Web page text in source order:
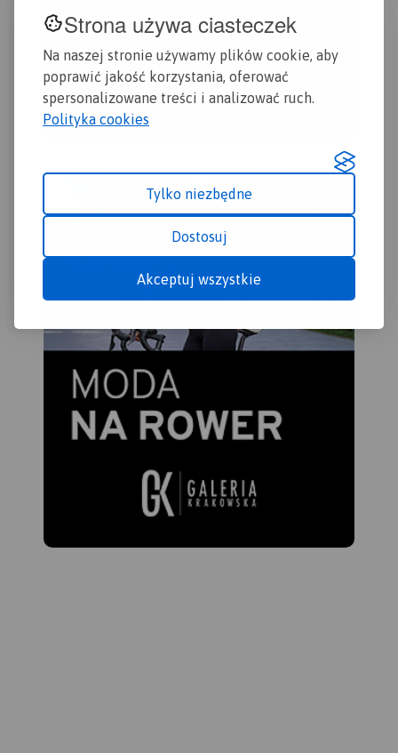
Strona używa ciasteczek
Na naszej stronie używamy plików cookie, aby
poprawić jakość korzystania, oferować
spersonalizowane treści i analizować ruch.
Polityka cookies
Tylko niezbędne
Dostosuj
Akceptuj wszystkie